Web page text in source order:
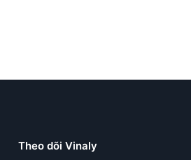
Theo dõi Vinaly